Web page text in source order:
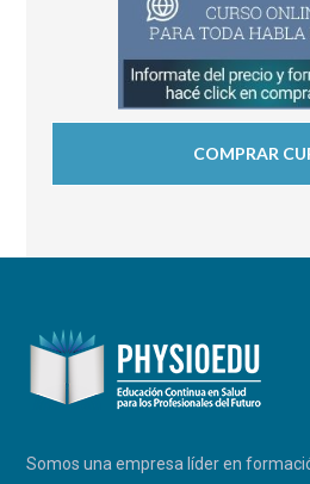
COMPRAR
Somos una empresa líder en